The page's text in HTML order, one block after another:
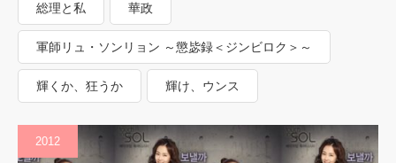
総理と私 華政
軍師リュ・ソンリョン ～懲毖録＜ジンビロク＞～
輝くか、狂うか 輝け、ウンス
2012